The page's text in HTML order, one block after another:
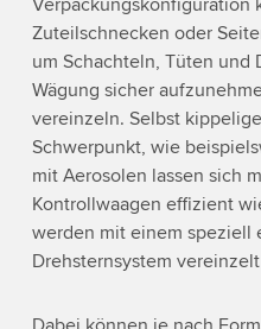
Verpackungskonfiguration
Zuteilschnecken oder
um Schachteln, Tüten und
Wägung sicher
vereinzeln. Selbst
Schwerpunkt, wie
mit Aerosolen lassen sich
Kontrollwaagen effizient
werden mit einem speziell
Drehsternsystem